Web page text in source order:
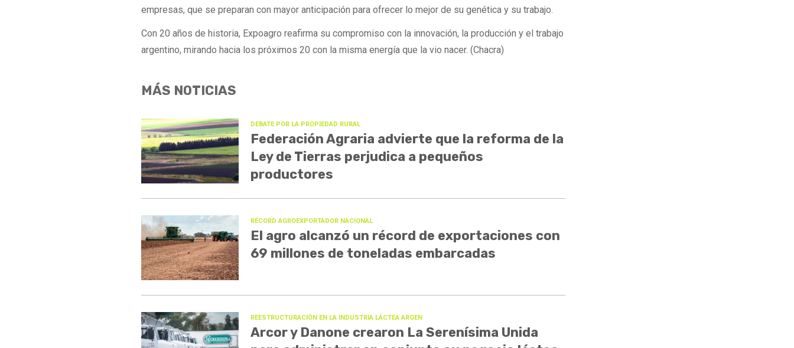
empresas, que se preparan con mayor anticipación para ofrecer lo mejor de su genética y su trabajo.
Con 20 años de historia, Expoagro reafirma su compromiso con la innovación, la producción y el trabajo
argentino, mirando hacia los próximos 20 con la misma energía que la vio nacer. (Chacra)
MÁS NOTICIAS
DEBATE POR LA PROPIEDAD RURAL
Federación Agraria advierte que la reforma de la
Ley de Tierras perjudica a pequeños
productores
RÉCORD AGROEXPORTADOR NACIONAL
El agro alcanzó un récord de exportaciones con
69 millones de toneladas embarcadas
REESTRUCTURACIÓN EN LA INDUSTRIA LÁCTEA ARGEN
Arcor y Danone crearon La Serenísima Unida